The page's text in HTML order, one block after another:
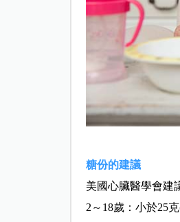
糖份的建議
美國心臟醫學會建
2～18歲：小於25